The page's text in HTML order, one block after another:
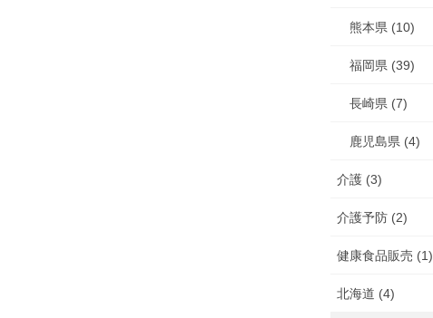
熊本県 (10)
福岡県 (39)
長崎県 (7)
鹿児島県 (4)
介護 (3)
介護予防 (2)
健康食品販売 (1)
北海道 (4)